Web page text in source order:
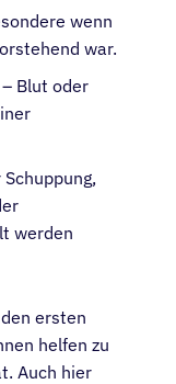
wenn
war.
Blut oder
werden
ersten
helfen zu
Auch hier